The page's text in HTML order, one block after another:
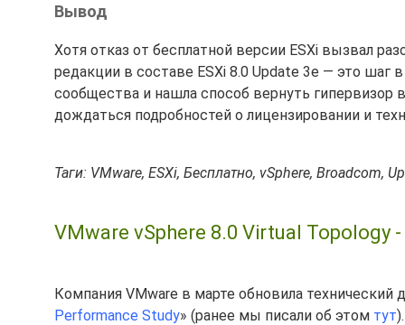
Вывод
Хотя отказ от бесплатной версии ESXi вызвал
редакции в составе ESXi 8.0 Update 3e — это шаг
сообщества и нашла способ вернуть гипервизор
дождаться подробностей о лицензировании и
Таги: VMware, ESXi, Бесплатно, vSphere, Broadcom,
VMware vSphere 8.0 Virtual Topology
Компания VMware в марте обновила технический
Performance Study» (ранее мы писали об этом тут